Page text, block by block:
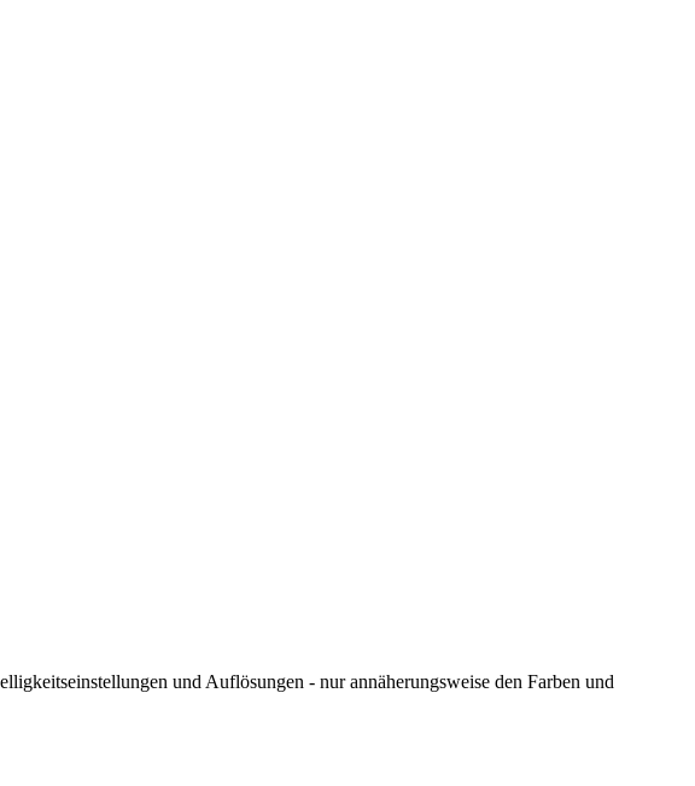
und Auflösungen - nur annäherungsweise den Farben und